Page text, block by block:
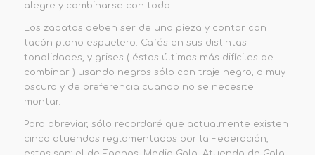
alegre y combinarse con todo.
Los zapatos deben ser de una pieza y contar con
tacón plano espuelero. Cafés en sus distintas
tonalidades, y grises ( éstos últimos más difíciles de
combinar ) usando negros sólo con traje negro, o muy
oscuro y de preferencia cuando no se necesite
montar.
Para abreviar, sólo recordaré que actualmente existen
cinco atuendos reglamentados por la Federación,